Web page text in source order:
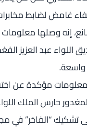
غامض لضابط
إنه وصلها
اللواء عبد العزيز
معلومات مؤكدة عن
حارس الملك اللواء
تشكيك “الفاخر” في